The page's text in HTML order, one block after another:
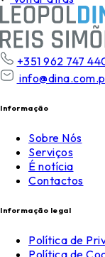
+351 962 747
Informação
Sobre Nós
Serviços
É notícia
Contactos
Informação legal
Política de
Política de